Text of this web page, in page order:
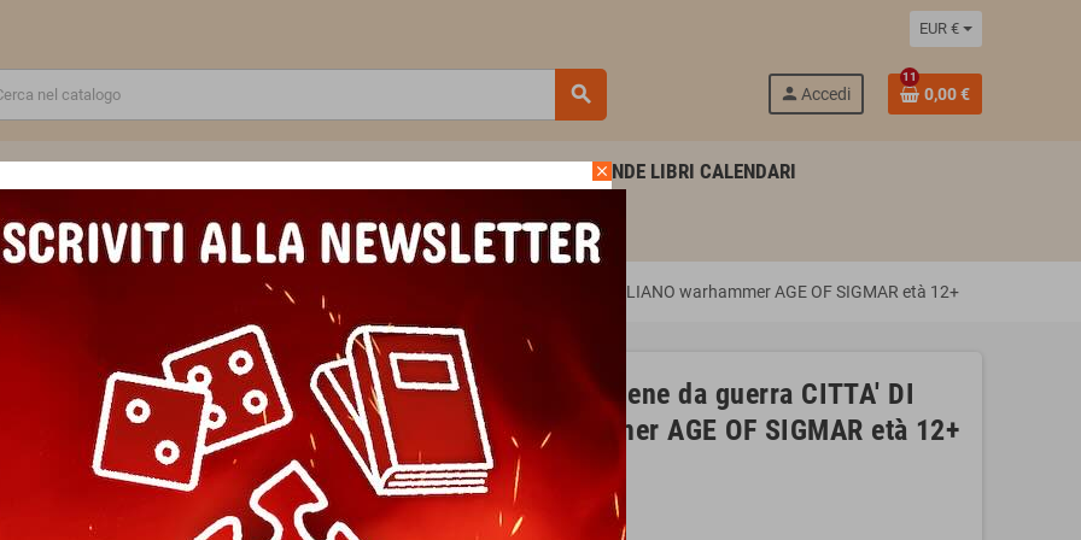
EUR €
search person Accedi
11
0,00 €
AGENDE LIBRI CALENDARI
SCUOLA E TEMPO LIBERO
CITIES OF SIGMAR carte delle pergamene da guerra CITTA' DI SIGMAR mazzo IN ITALIANO warhammer AGE OF SIGMAR età 12+
CITIES OF SIGMAR carte delle pergamene da guerra CITTA' DI
SIGMAR mazzo IN ITALIANO warhammer AGE OF SIGMAR età 12+
Marca
Games Workshop
Riferimento
5011921216451
In magazzino
1 Articolo
close